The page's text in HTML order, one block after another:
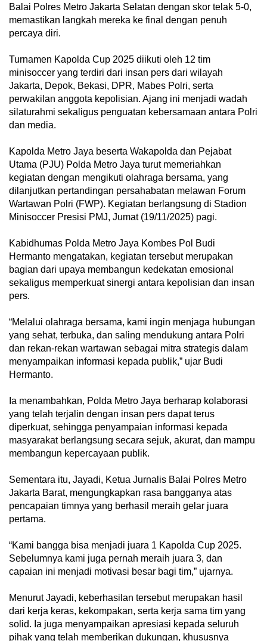
Balai Polres Metro Jakarta Selatan dengan skor telak 5-0,
memastikan langkah mereka ke final dengan penuh
percaya diri.
Turnamen Kapolda Cup 2025 diikuti oleh 12 tim
minisoccer yang terdiri dari insan pers dari wilayah
Jakarta, Depok, Bekasi, DPR, Mabes Polri, serta
perwakilan anggota kepolisian. Ajang ini menjadi wadah
silaturahmi sekaligus penguatan kebersamaan antara Polri
dan media.
Kapolda Metro Jaya beserta Wakapolda dan Pejabat
Utama (PJU) Polda Metro Jaya turut memeriahkan
kegiatan dengan mengikuti olahraga bersama, yang
dilanjutkan pertandingan persahabatan melawan Forum
Wartawan Polri (FWP). Kegiatan berlangsung di Stadion
Minisoccer Presisi PMJ, Jumat (19/11/2025) pagi.
Kabidhumas Polda Metro Jaya Kombes Pol Budi
Hermanto mengatakan, kegiatan tersebut merupakan
bagian dari upaya membangun kedekatan emosional
sekaligus memperkuat sinergi antara kepolisian dan insan
pers.
“Melalui olahraga bersama, kami ingin menjaga hubungan
yang sehat, terbuka, dan saling mendukung antara Polri
dan rekan-rekan wartawan sebagai mitra strategis dalam
menyampaikan informasi kepada publik,” ujar Budi
Hermanto.
Ia menambahkan, Polda Metro Jaya berharap kolaborasi
yang telah terjalin dengan insan pers dapat terus
diperkuat, sehingga penyampaian informasi kepada
masyarakat berlangsung secara sejuk, akurat, dan mampu
membangun kepercayaan publik.
Sementara itu, Jayadi, Ketua Jurnalis Balai Polres Metro
Jakarta Barat, mengungkapkan rasa bangganya atas
pencapaian timnya yang berhasil meraih gelar juara
pertama.
“Kami bangga bisa menjadi juara 1 Kapolda Cup 2025.
Sebelumnya kami juga pernah meraih juara 3, dan
capaian ini menjadi motivasi besar bagi tim,” ujarnya.
Menurut Jayadi, keberhasilan tersebut merupakan hasil
dari kerja keras, kekompakan, serta kerja sama tim yang
solid. Ia juga menyampaikan apresiasi kepada seluruh
pihak yang telah memberikan dukungan, khususnya